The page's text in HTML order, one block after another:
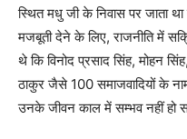
स्थित मधु जी के निवास पर जाता
मजबूती देने के लिए, राजनीति में
थे कि विनोद प्रसाद सिंह, मोहन
ठाकुर जैसे 100 समाजवादियों के
उनके जीवन काल में सम्भव नहीं हो